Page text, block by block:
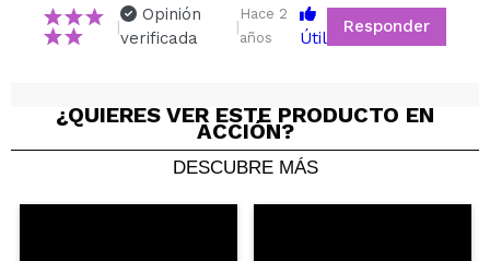
ENVIAR
|
Opinión
verificada
|
Hace 2
años
Útil
Responder
Raquel
una pasada, ojala saquen mas colores vale mucho
la pena. El glitter es muy fino.
¿QUIERES VER ESTE PRODUCTO EN
ACCIÓN?
DESCUBRE MÁS